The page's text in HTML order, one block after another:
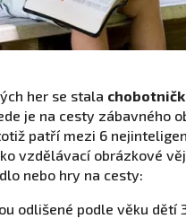
her se stala
je na cesty zábavného
patří mezi 6
vzdělávací obrázkové
nebo hry na cesty:
odlišené podle věku dětí